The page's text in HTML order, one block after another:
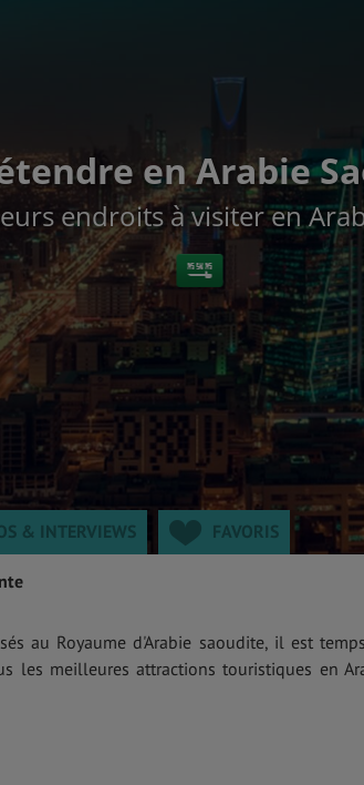
en Arabie
endroits à visiter en
& INTERVIEWS FAVORIS
au Royaume d'Arabie saoudite, il est
les meilleures attractions touristiques en